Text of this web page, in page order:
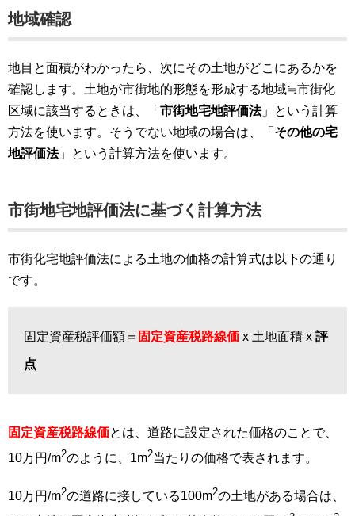
地域確認
地目と面積がわかったら、次にその土地がどこにあるかを
確認します。土地が市街地的形態を形成する地域≒市街化
区域に該当するときは、「 市街地宅地評価法」という計算
方法を使います。そうでない地域の場合は、「 その他の宅
地評価法」という計算方法を使います。
市街地宅地評価法に基づく計算方法
市街化宅地評価法による土地の価格の計算式は以下の通り
です。
固定資産税評価額＝ 固定資産税路線価 x 土地面積 x 評
点
固定資産税路線価とは、道路に設定された価格のことで、
10万円/m2のように、1m2当たりの価格で表されます。
10万円/m2の道路に接している100m2の土地がある場合は、